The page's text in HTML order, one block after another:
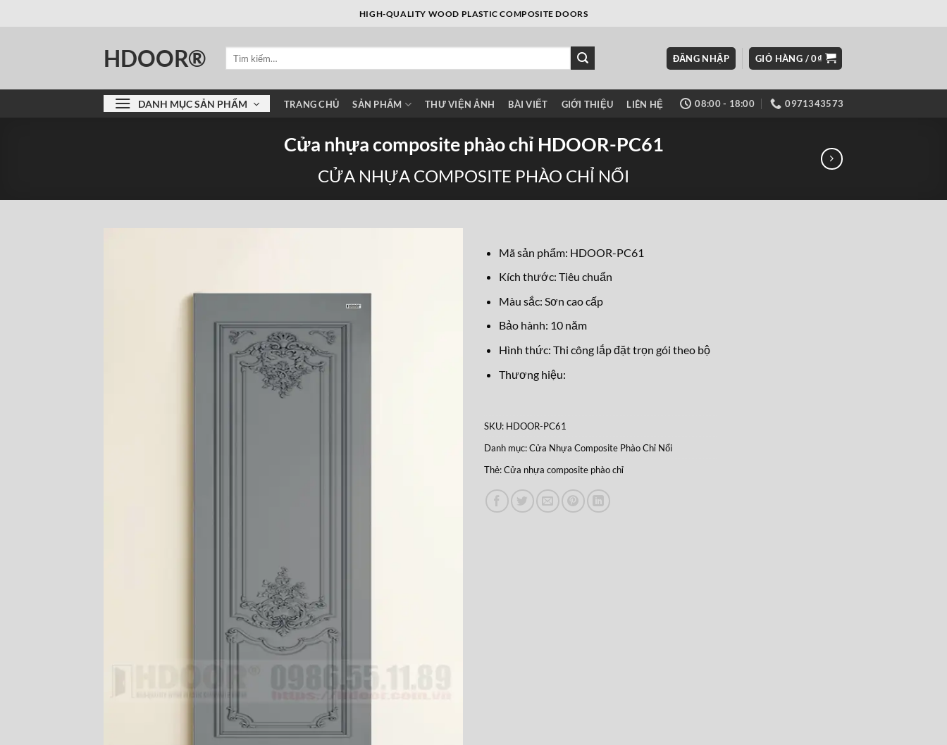
HIGH-QUALITY WOOD PLASTIC COMPOSITE DOORS
HDOOR® ĐĂNG NHẬP GIỎ HÀNG /0₫
DANH MỤC SẢN PHẨM TRANG CHỦ SẢN PHẨM THƯ VIỆN ẢNH BÀI VIẾT GIỚI THIỆU LIÊN HỆ 08:00 - 18:00 0971343573
Cửa nhựa composite phào chỉ HDOOR-PC61
CỬA NHỰA COMPOSITE PHÀO CHỈ NỔI
Mã sản phẩm: HDOOR-PC61
Kích thước: Tiêu chuẩn
Màu sắc: Sơn cao cấp
Bảo hành: 10 năm
Hình thức: Thi công lắp đặt trọn gói theo bộ
Thương hiệu:
SKU: HDOOR-PC61
Danh mục:Cửa Nhựa Composite Phào Chỉ Nổi
Thẻ:Cửa nhựa composite phào chỉ